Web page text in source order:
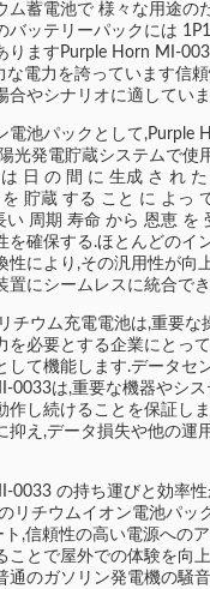
ム蓄電池で 様々な用途の
バッテリーパックには
りますPurple Horn MI-
な電力を誇っています信
合やシナリオに適してい
電池パックとして,Purple
光発電貯蔵システムで使
日 の 間 に 生成 さ れ
貯蔵 する こと に よっ
い 周期 寿命 から 恩恵 を
を確保する.ほとんどのイ
性により,その汎用性が向
置にシームレスに統合で
チウム充電電池は,重要な
を必要とする企業にとっ
して機能します.データセ
0033は,重要な機器やシ
作し続けることを保証し
抑え,データ損失や他の運
0033 の持ち運びと効率
リチウムイオン電池パッ
ト,信頼性の高い電源への
ことで屋外での体験を向
通のガソリン発電機の騒